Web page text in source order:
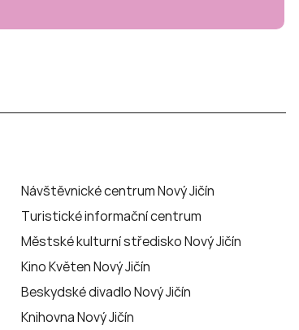
Návštěvnické centrum Nový Jičín
Turistické informační centrum
Městské kulturní středisko Nový Jičín
Kino Květen Nový Jičín
Beskydské divadlo Nový Jičín
Knihovna Nový Jičín